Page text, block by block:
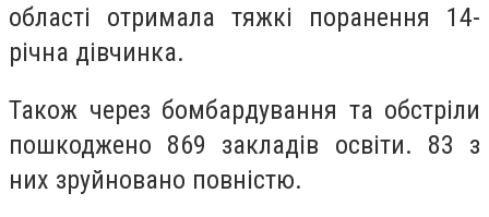
області отримала тяжкі поранення 14-
річна дівчинка.
Також через бомбардування та обстріли
пошкоджено 869 закладів освіти. 83 з
них зруйновано повністю.